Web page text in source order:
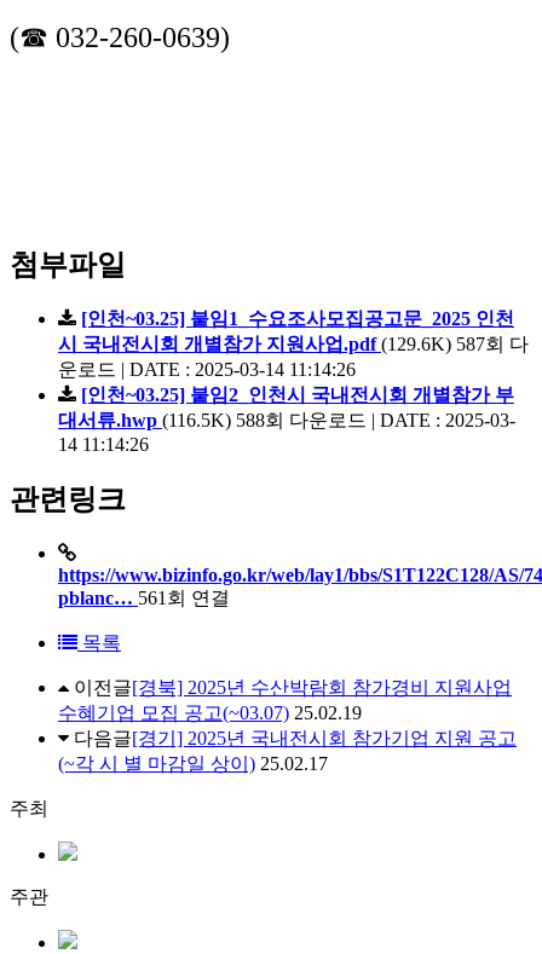
(☎ 032-260-0639)
첨부파일
[인천~03.25] 붙임1_수요조사모집공고문_2025 인천
시 국내전시회 개별참가 지원사업.pdf (129.6K) 587회 다
운로드 | DATE : 2025-03-14 11:14:26
[인천~03.25] 붙임2_인천시 국내전시회 개별참가 부
대서류.hwp (116.5K) 588회 다운로드 | DATE : 2025-03-
14 11:14:26
관련링크
https://www.bizinfo.go.kr/web/lay1/bbs/S1T122C128/AS/
pblanc… 561회 연결
목록
이전글[경북] 2025년 수산박람회 참가경비 지원사업
수혜기업 모집 공고(~03.07) 25.02.19
다음글[경기] 2025년 국내전시회 참가기업 지원 공고
(~각 시 별 마감일 상이) 25.02.17
주최
주관